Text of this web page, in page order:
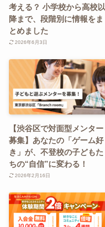
考える？ 小学校から高校以
降まで、段階別に情報をま
とめました
2026年6月3日
【渋谷区で対面型メンター
募集】あなたの「ゲーム好
き」が、不登校の子どもた
ちの“自信”に変わる！
2026年2月16日